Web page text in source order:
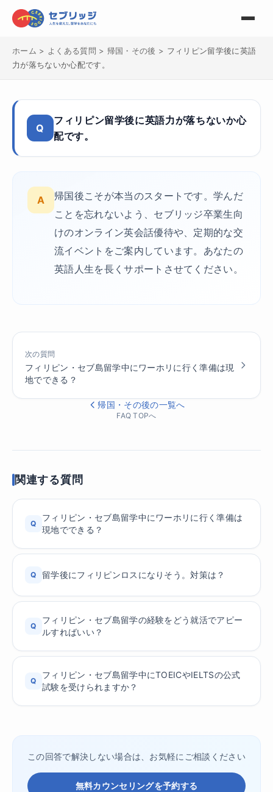
ホーム > よくある質問 > 帰国・その後 > フィリピン留学後に英語
力が落ちないか心配です。
Q
フィリピン留学後に英語力が落ちないか心
配です。
A
帰国後こそが本当のスタートです。学んだ
ことを忘れないよう、セブリッジ卒業生向
けのオンライン英会話優待や、定期的な交
流イベントをご案内しています。あなたの
英語人生を長くサポートさせてください。
次の質問
フィリピン・セブ島留学中にワーホリに行く準備は現
地でできる？
帰国・その後の一覧へ
FAQ TOPへ
関連する質問
Q
フィリピン・セブ島留学中にワーホリに行く準備は
現地でできる？
Q 留学後にフィリピンロスになりそう。対策は？
Q
フィリピン・セブ島留学の経験をどう就活でアピー
ルすればいい？
Q
フィリピン・セブ島留学中にTOEICやIELTSの公式
試験を受けられますか？
この回答で解決しない場合は、お気軽にご相談ください
無料カウンセリングを予約する